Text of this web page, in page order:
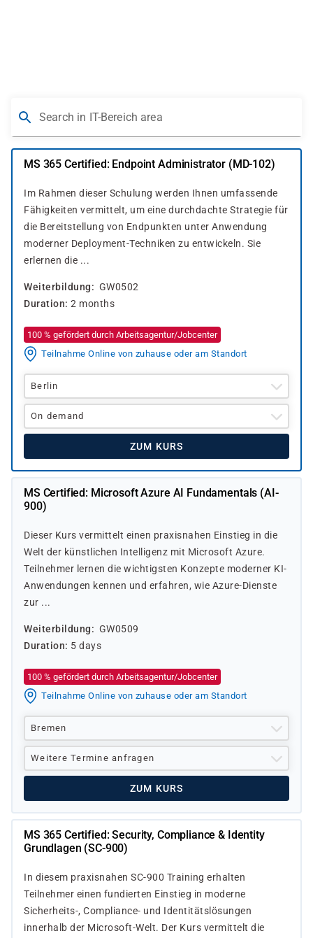
Search in IT-Bereich area
MS 365 Certified: Endpoint Administrator (MD-102)
Im Rahmen dieser Schulung werden Ihnen umfassende
Fähigkeiten vermittelt, um eine durchdachte Strategie für
die Bereitstellung von Endpunkten unter Anwendung
moderner Deployment-Techniken zu entwickeln. Sie
erlernen die ...
Weiterbildung
GW0502
Duration 2 months
100 % gefördert durch Arbeitsagentur/Jobcenter
Teilnahme Online von zuhause oder am Standort
Berlin
On demand
ZUM KURS
MS Certified: Microsoft Azure AI Fundamentals (AI-
900)
Dieser Kurs vermittelt einen praxisnahen Einstieg in die
Welt der künstlichen Intelligenz mit Microsoft Azure.
Teilnehmer lernen die wichtigsten Konzepte moderner KI-
Anwendungen kennen und erfahren, wie Azure-Dienste
zur ...
Weiterbildung
GW0509
Duration
5 days
100 % gefördert durch Arbeitsagentur/Jobcenter
Teilnahme Online von zuhause oder am Standort
Bremen
Weitere Termine anfragen
ZUM KURS
MS 365 Certified: Security, Compliance & Identity
Grundlagen (SC-900)
In diesem praxisnahen SC-900 Training erhalten
Teilnehmer einen fundierten Einstieg in moderne
Sicherheits-, Compliance- und Identitätslösungen
innerhalb der Microsoft-Welt. Der Kurs vermittelt die